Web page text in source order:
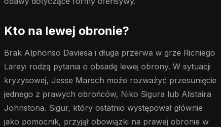
Kto na lewej obronie?
Brak Alphonso Daviesa i długa przerwa w grze Richiego
Lareyi rodzą pytania o obsadę lewej obrony. W sytuacji
kryzysowej, Jesse Marsch może rozważyć przesunięcie
jednego z prawych obrońców, Niko Sigura lub Alistaira
Johnstona. Sigur, który ostatnio występował głównie
jako pomocnik, przyjął obowiązki na prawej obronie w